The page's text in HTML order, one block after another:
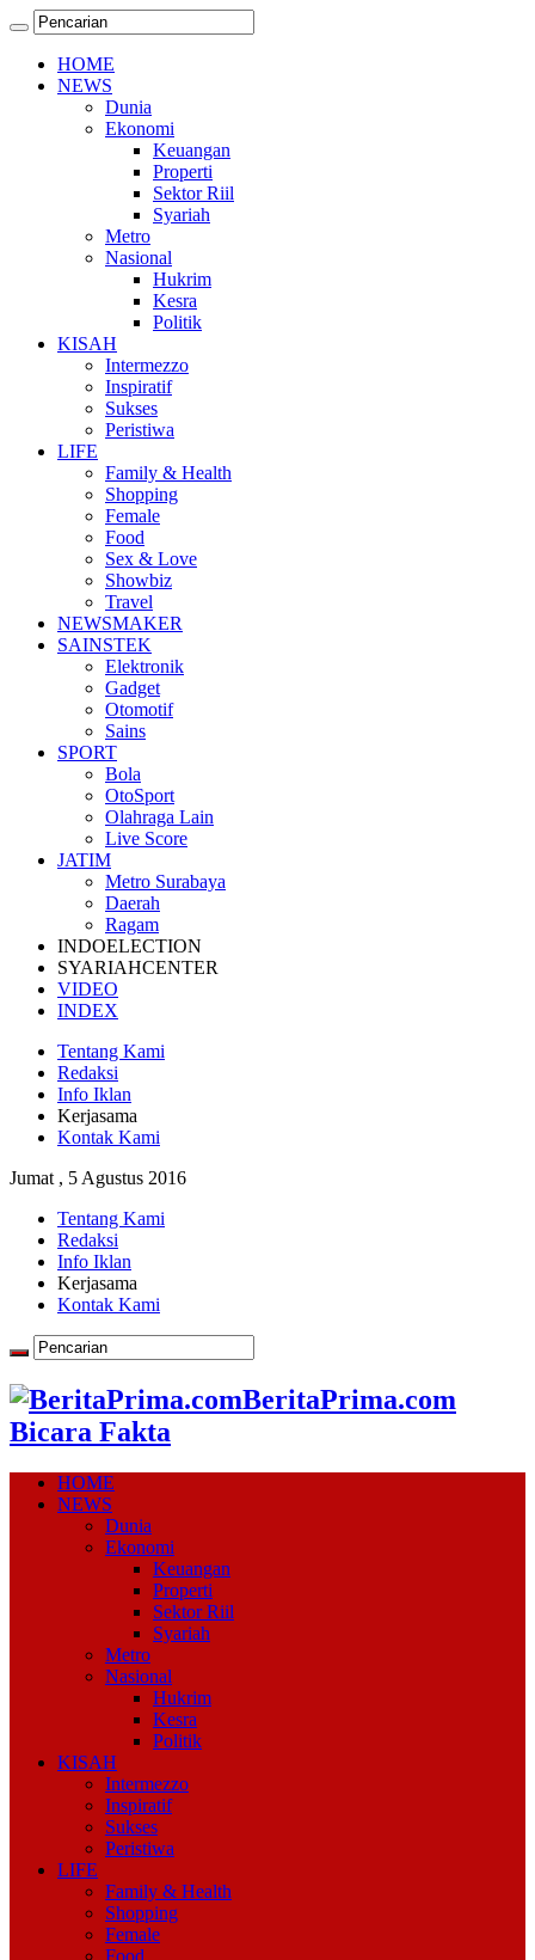
HOME
NEWS
Dunia
Ekonomi
Keuangan
Properti
Sektor Riil
Syariah
Metro
Nasional
Hukrim
Kesra
Politik
KISAH
Intermezzo
Inspiratif
Sukses
Peristiwa
LIFE
Family & Health
Shopping
Female
Food
Sex & Love
Showbiz
Travel
NEWSMAKER
SAINSTEK
Elektronik
Gadget
Otomotif
Sains
SPORT
Bola
OtoSport
Olahraga Lain
Live Score
JATIM
Metro Surabaya
Daerah
Ragam
INDOELECTION
SYARIAHCENTER
VIDEO
INDEX
Tentang Kami
Redaksi
Info Iklan
Kerjasama
Kontak Kami
Jumat , 5 Agustus 2016
Tentang Kami
Redaksi
Info Iklan
Kerjasama
Kontak Kami
BeritaPrima.com
Bicara Fakta
HOME
NEWS
Dunia
Ekonomi
Keuangan
Properti
Sektor Riil
Syariah
Metro
Nasional
Hukrim
Kesra
Politik
KISAH
Intermezzo
Inspiratif
Sukses
Peristiwa
LIFE
Family & Health
Shopping
Female
Food